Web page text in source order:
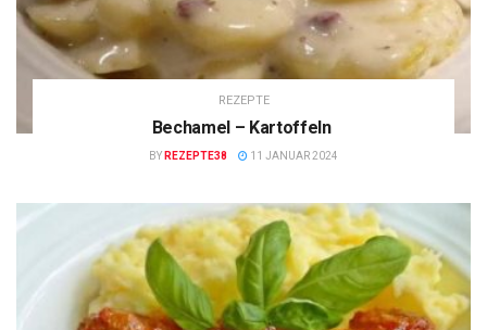
REZEPTE
Bechamel – Kartoffeln
BY REZEPTE38 11 JANUAR 2024